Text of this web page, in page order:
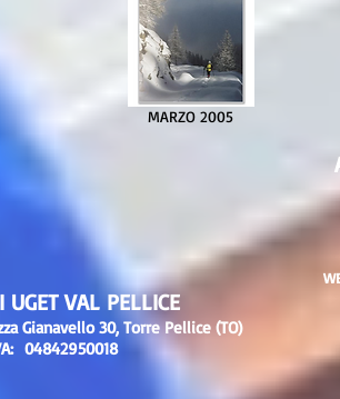
MARZO 2005
UGET VAL PELLICE
Gianavello 30, Torre Pellice (TO)
04842950018